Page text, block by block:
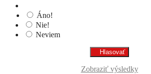
Áno!
Nie!
Neviem
Zobraziť výsledky